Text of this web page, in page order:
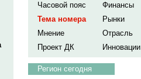
Часовой пояс
Финансы
Тема номера
Рынки
Мнение
Отрасль
Проект ДК
Инновации
Регион сегодня